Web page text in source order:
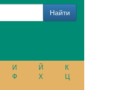
И Й
К
Ф Х
Ц